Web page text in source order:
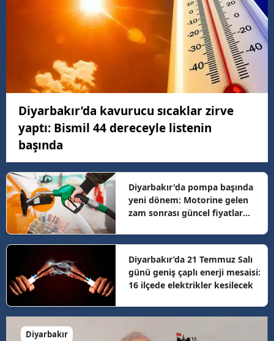
Diyarbakır’da kavurucu sıcaklar zirve
yaptı: Bismil 44 dereceyle listenin
başında
Diyarbakır'da pompa başında
yeni dönem: Motorine gelen
zam sonrası güncel fiyatlar
Diyarbakır’da 21 Temmuz Salı
günü geniş çaplı enerji mesaisi:
16 ilçede elektrikler kesilecek
Diyarbakır